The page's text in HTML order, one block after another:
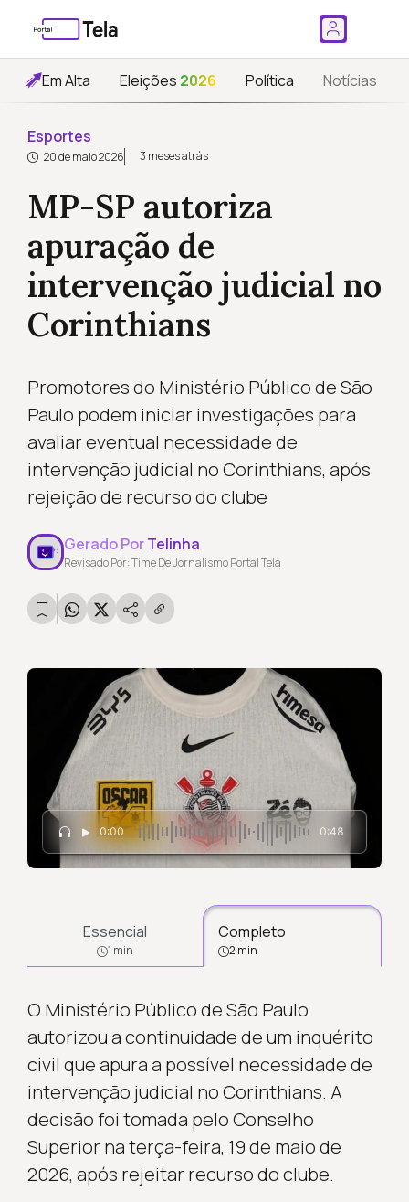
Em Alta Eleições 2026 Política Notícias
Esportes
20 de maio 2026 3 meses atrás
MP-SP autoriza
apuração de
intervenção judicial no
Corinthians
Promotores do Ministério Público de São
Paulo podem iniciar investigações para
avaliar eventual necessidade de
intervenção judicial no Corinthians, após
rejeição de recurso do clube
Gerado PorTelinha
Revisado Por: Time De Jornalismo Portal Tela
0:00 0:48
Essencial
1 min
Completo
2 min
O Ministério Público de São Paulo
autorizou a continuidade de um inquérito
civil que apura a possível necessidade de
intervenção judicial no Corinthians. A
decisão foi tomada pelo Conselho
Superior na terça-feira, 19 de maio de
2026, após rejeitar recurso do clube.